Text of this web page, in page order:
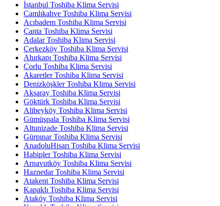
İstanbul Toshiba Klima Servisi
Camlıkahve Toshiba Klima Servisi
Acıbadem Toshiba Klima Servisi
Çanta Toshiba Klima Servisi
Adalar Toshiba Klima Servisi
Çerkezköy Toshiba Klima Servisi
Ahırkapı Toshiba Klima Servisi
Çorlu Toshiba Klima Servisi
Akaretler Toshiba Klima Servisi
Denizköşkler Toshiba Klima Servisi
Aksaray Toshiba Klima Servisi
Göktürk Toshiba Klima Servisi
Alibeyköy Toshiba Klima Servisi
Gümüşpala Toshiba Klima Servisi
Altunizade Toshiba Klima Servisi
Gürpınar Toshiba Klima Servisi
AnadoluHisarı Toshiba Klima Servisi
Habipler Toshiba Klima Servisi
Arnavutköy Toshiba Klima Servisi
Haznedar Toshiba Klima Servisi
Atakent Toshiba Klima Servisi
Kapaklı Toshiba Klima Servisi
Ataköy Toshiba Klima Servisi